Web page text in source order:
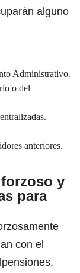
alguno
Administrativo.
o del
anteriores.
y
para
con el